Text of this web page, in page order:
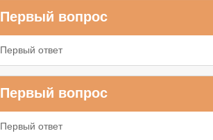
Первый вопрос
Первый ответ
Первый вопрос
Первый ответ